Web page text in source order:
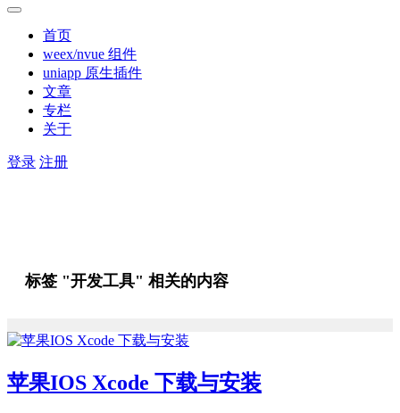
首页
weex/nvue 组件
uniapp 原生插件
文章
专栏
关于
登录 注册
标签 "开发工具" 相关的内容
苹果IOS Xcode 下载与安装